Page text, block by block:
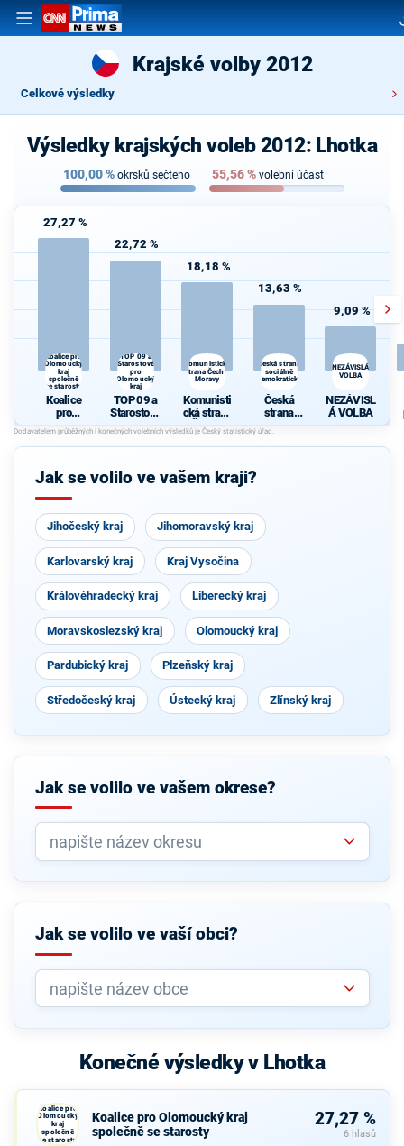
Krajské volby 2012
Celkové výsledky
Výsledky krajských voleb 2012: Lhotka
100,00% okrsků sečteno 55,56% volební účast
27,27 %
Koalice pro
Olomoucký
kraj
společně
se starosty
Koalice
pro
Olomouck
ý kraj
společně
starosty
22,72 %
TOP 09 a
Starostové
pro
Olomoucký
kraj
TOP 09 a
Starostové
pro
Olomouck
ý kraj
18,18 %
Komunistická
strana Čech a
Moravy
Komunisti
cká strana
Čech a
Moravy
13,63 %
Česká strana
sociálně
demokratická
Česká
strana
sociálně
demokrati
cká
9,09 %
NEZÁVISLÁ
VOLBA
NEZÁVISL
Á VOLBA
Jak se volilo ve vašem kraji?
Jihočeský kraj Jihomoravský kraj
Karlovarský kraj Kraj Vysočina
Královéhradecký kraj Liberecký kraj
Moravskoslezský kraj Olomoucký kraj
Pardubický kraj Plzeňský kraj
Středočeský kraj Ústecký kraj Zlínský kraj
Jak se volilo ve vašem okrese?
Jak se volilo ve vaší obci?
Konečné výsledky v Lhotka
Koalice pro
Olomoucký
kraj
společně
se starosty
Koalice pro Olomoucký kraj
společně se starosty
27,27 %
6 hlasů